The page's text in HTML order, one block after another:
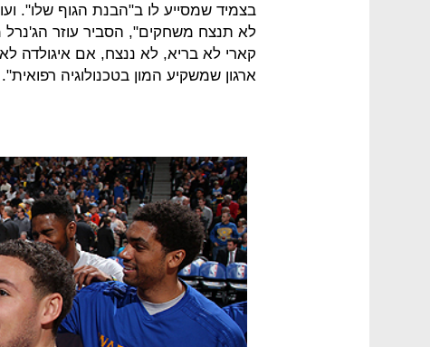
בצמיד שמסייע לו ב"הבנת הגוף שלו".
ארגון שמשקיע המון בטכנולוגיה רפואית".